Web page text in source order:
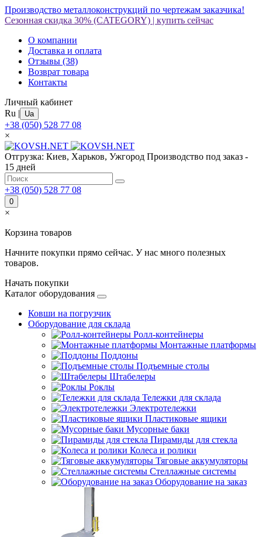
Производство металлоконструкций по чертежам заказчика!
Сезонная скидка 30% (CATEGORY) | купить сейчас
О компании
Доставка и оплата
Отзывы (38)
Возврат товара
Контакты
Личный кабинет
Ru | Ua
+38 (050) 528 77 08
×
Отгрузка: Киев, Харьков, Ужгород Производство под заказ -
15 дней
+38 (050) 528 77 08
0
×
Корзина товаров
Начните покупки прямо сейчас. У нас много полезных
товаров.
Начать покупки
Каталог оборудования
Ковши на погрузчик
Оборудование для склада
Ролл-контейнеры
Монтажные платформы
Поддоны
Подъемные столы
Штабелеры
Роклы
Тележки для склада
Электротележки
Пластиковые ящики
Мусорные баки
Пирамиды для стекла
Колеса и ролики
Тяговые аккумуляторы
Стеллажные системы
Оборудование на заказ